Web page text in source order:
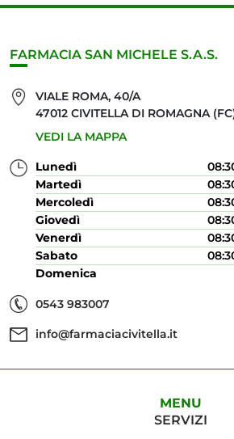
FARMACIA SAN MICHELE S.A.S.
VIALE ROMA, 40/A
47012 CIVITELLA DI ROMAGNA
VEDI LA MAPPA
Lunedì
Martedì
Mercoledì
Giovedì
Venerdì
Sabato
Domenica
0543 983007
info@farmaciacivitella.it
MENU
SERVIZI